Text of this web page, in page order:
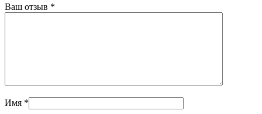
Ваш отзыв *
Имя *